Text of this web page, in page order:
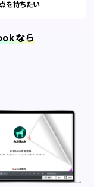
を持ちたい
なら